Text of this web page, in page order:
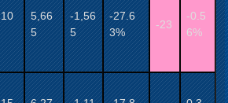
5,66
5
-1,56
5
-27.6
3%
-23
-0.5
6%